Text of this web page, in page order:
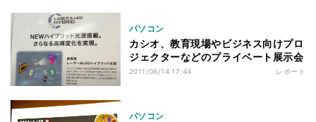
パソコン
カシオ、教育現場やビジネス向けプロ
ジェクターなどのプライベート展示会
2011/06/14 17:44 レポート
パソコン